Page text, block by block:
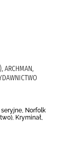
ARCHMAN,
Norfolk
Kryminał,